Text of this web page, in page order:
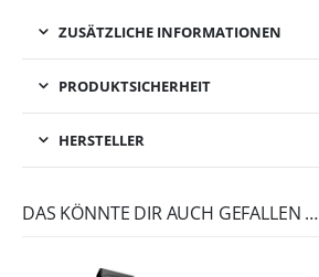
ZUSÄTZLICHE INFORMATIONEN
PRODUKTSICHERHEIT
HERSTELLER
DAS KÖNNTE DIR AUCH GEFALLEN …